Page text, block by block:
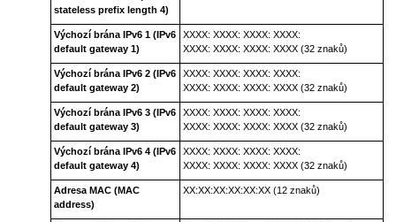
stateless prefix length 4)
Výchozí brána IPv6 1 (IPv6
default gateway 1)
XXXX: XXXX: XXXX: XXXX:
XXXX: XXXX: XXXX: XXXX (32 znaků)
Výchozí brána IPv6 2 (IPv6
default gateway 2)
XXXX: XXXX: XXXX: XXXX:
XXXX: XXXX: XXXX: XXXX (32 znaků)
Výchozí brána IPv6 3 (IPv6
default gateway 3)
XXXX: XXXX: XXXX: XXXX:
XXXX: XXXX: XXXX: XXXX (32 znaků)
Výchozí brána IPv6 4 (IPv6
default gateway 4)
XXXX: XXXX: XXXX: XXXX:
XXXX: XXXX: XXXX: XXXX (32 znaků)
Adresa MAC (MAC
address)
XX:XX:XX:XX:XX:XX (12 znaků)